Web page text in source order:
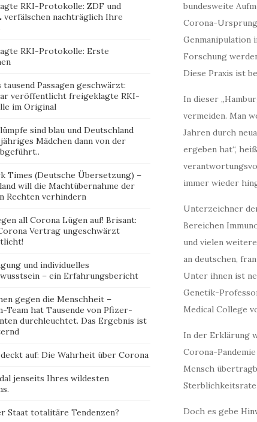
bundesweite
Corona-
Genmanipulation
Forschung
Diese Praxis ist
In dieser
vermeiden. Man
Jahren durch
ergeben hat“,
immer wieder
Unterzeichner
Bereichen
und vielen
an deutschen,
Unter ihnen ist
Genetik-
Medical College
In der Erklärung
Corona-
Mensch
Sterblichkeitsrate
Doch es gebe
RKI-Protokolle: ZDF und
verfälschen nachträglich Ihre
RKI-Protokolle: Erste
Passagen geschwärzt:
veröffentlicht freigeklagte RKI-
im Original
sind blau und Deutschland
Mädchen dann von der
Times (Deutsche Übersetzung) –
will die Machtübernahme der
Rechten verhindern
all Corona Lügen auf! Brisant:
Vertrag ungeschwärzt
und individuelles
– ein Erfahrungsbericht
gegen die Menschheit –
Team hat Tausende von Pfizer-
durchleuchtet. Das Ergebnis ist
auf: Die Wahrheit über Corona
jenseits Ihres wildesten
Staat totalitäre Tendenzen?